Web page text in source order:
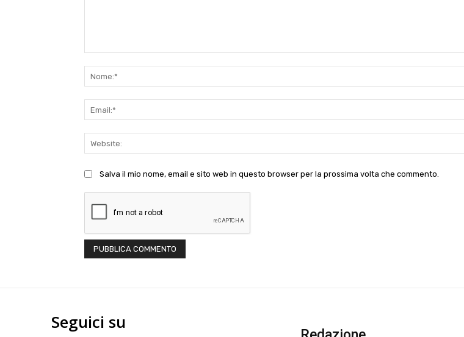
Salva il mio nome, email e sito web in questo browser per la prossima volta che commento.
Seguici su